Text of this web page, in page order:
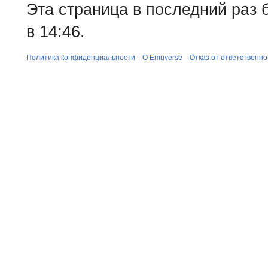
Эта страница в последний раз
в 14:46.
Политика конфиденциальности О Emuverse Отказ от